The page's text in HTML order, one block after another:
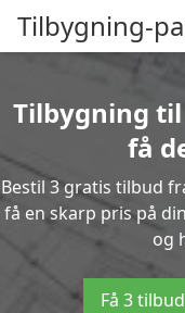
Tilbygning-
Tilbygning
få
Bestil 3 gratis tilbud
få en skarp pris på
og
Få 3